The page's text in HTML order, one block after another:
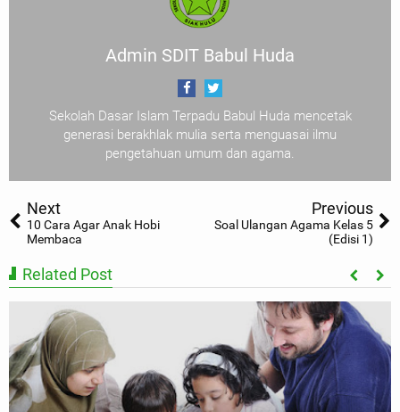
Admin SDIT Babul Huda
Sekolah Dasar Islam Terpadu Babul Huda mencetak
generasi berakhlak mulia serta menguasai ilmu
pengetahuan umum dan agama.
Next
10 Cara Agar Anak Hobi
Membaca
Previous
Soal Ulangan Agama Kelas 5
(Edisi 1)
Related Post